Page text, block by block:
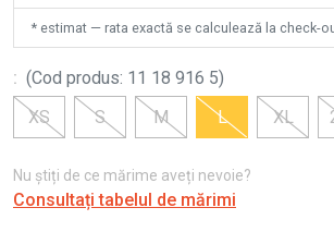
* estimat — rata exactă se calculează la check-
: (Cod produs: 11 18 916 5)
XS
S M L XL
Nu știți de ce mărime aveți nevoie?
Consultați tabelul de mărimi